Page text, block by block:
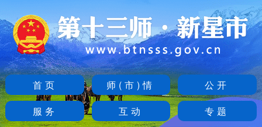
首页 师(市)情
公开
服务
互动 专题